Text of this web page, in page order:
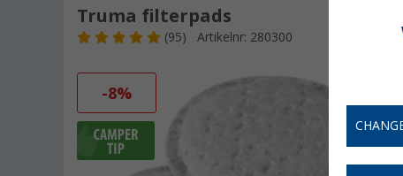
Truma filterpads
(95) Artikelnr: 280300
-8%